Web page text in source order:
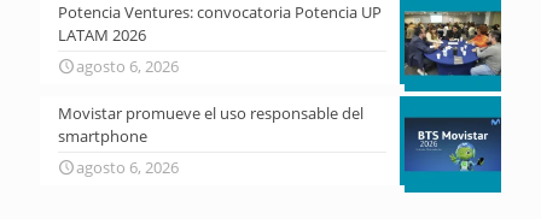
Potencia Ventures: convocatoria Potencia UP
LATAM 2026
agosto 6, 2026
Movistar promueve el uso responsable del
smartphone
agosto 6, 2026